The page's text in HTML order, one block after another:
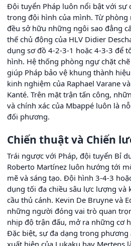
Đội tuyển Pháp luôn nổi bật với sự
trong đội hình của mình. Từ phòng
đều sở hữu những ngôi sao đẳng
thế chủ động của HLV Didier
dụng sơ đồ 4-2-3-1 hoặc 4-3-3 để
hình. Hệ thống phòng ngự chặt
giúp Pháp bảo vệ khung thành
kinh nghiệm của Raphael Varane
Kanté. Trên mặt trận tấn công,
và chính xác của Mbappé luôn là
đối phương.
Chiến thuật và Chiến
Trái ngược với Pháp, đội tuyển Bỉ
Roberto Martínez luôn hướng tới
mẽ và sáng tạo. Đội hình 3-4-3
dụng tối đa chiều sâu lực lượng và
cầu thủ cánh. Kevin De Bruyne và
những người đóng vai trò quan
nhịp độ trận đấu, mở ra những cơ
Đặc biệt, sự đa dạng trong phương
xuất hiện của Lukaku hay Mertens